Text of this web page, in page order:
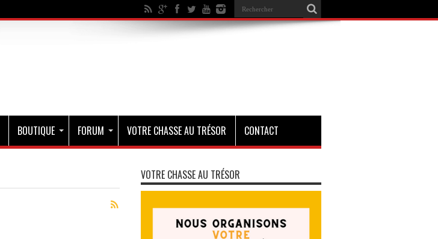
BOUTIQUE FORUM VOTRE CHASSE AU TRÉSOR CONTACT
VOTRE CHASSE AU TRÉSOR